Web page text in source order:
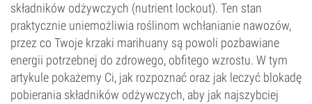
składników odżywczych (nutrient lockout). Ten stan
praktycznie uniemożliwia roślinom wchłanianie nawozów,
przez co Twoje krzaki marihuany są powoli pozbawiane
energii potrzebnej do zdrowego, obfitego wzrostu. W tym
artykule pokażemy Ci, jak rozpoznać oraz jak leczyć blokadę
pobierania składników odżywczych, aby jak najszybciej